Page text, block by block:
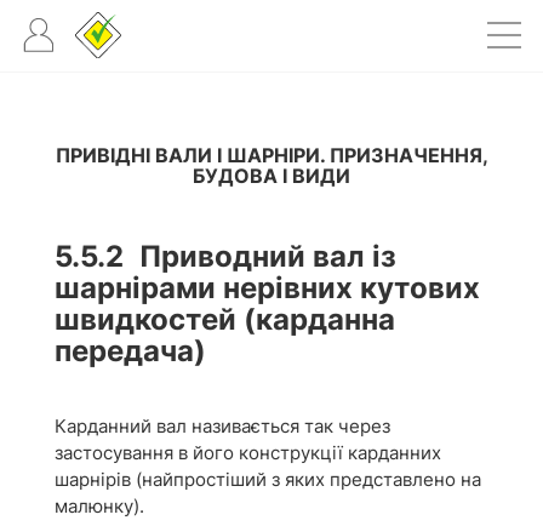
ПРИВІДНІ ВАЛИ І ШАРНІРИ. ПРИЗНАЧЕННЯ,
БУДОВА І ВИДИ
5.5.2 Приводний вал із
шарнірами нерівних кутових
швидкостей (карданна
передача)
Карданний вал називається так через
застосування в його конструкції карданних
шарнірів (найпростіший з яких представлено на
малюнку).